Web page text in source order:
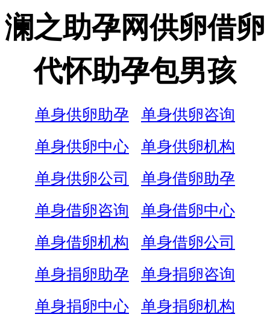
澜之助孕网供卵借卵
代怀助孕包男孩
单身供卵助孕
单身供卵咨询
单身供卵中心
单身供卵机构
单身供卵公司
单身借卵助孕
单身借卵咨询
单身借卵中心
单身借卵机构
单身借卵公司
单身捐卵助孕
单身捐卵咨询
单身捐卵中心
单身捐卵机构